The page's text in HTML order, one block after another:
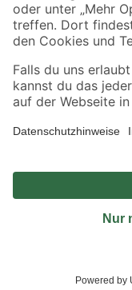
Alle Preisangaben in EUR inkl.
Umständen nicht in allen
Produkte nur solange der Vorrat
*Paketversand ab 59 €
Nutzungsbedingungen
© 2026 toom Baumarkt